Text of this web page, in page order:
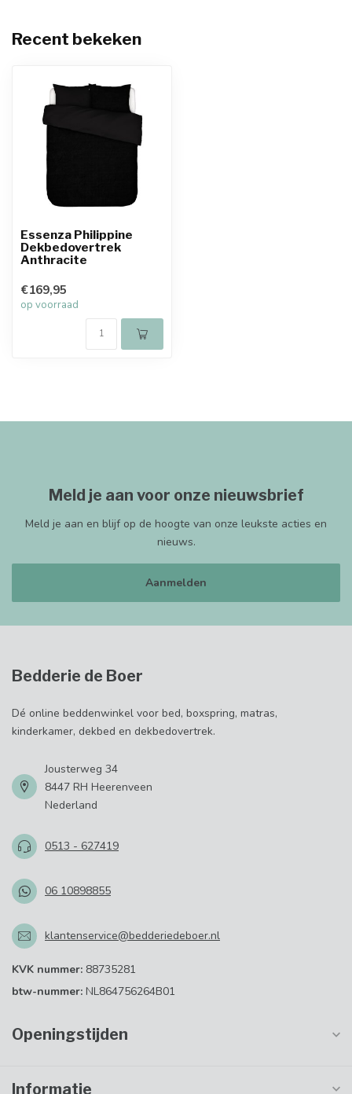
Recent bekeken
Essenza Philippine
Dekbedovertrek
Anthracite
€169,95
op voorraad
Meld je aan voor onze nieuwsbrief
Meld je aan en blijf op de hoogte van onze leukste acties en
nieuws.
Aanmelden
Bedderie de Boer
Dé online beddenwinkel voor bed, boxspring, matras,
kinderkamer, dekbed en dekbedovertrek.
Jousterweg 34
8447 RH Heerenveen
Nederland
0513 - 627419
06 10898855
klantenservice@bedderiedeboer.nl
KVK nummer: 88735281
btw-nummer: NL864756264B01
Openingstijden
Informatie